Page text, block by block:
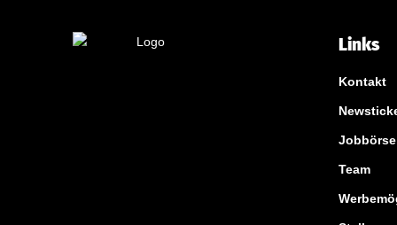
Links
Kontakt
Jobbörse
Team